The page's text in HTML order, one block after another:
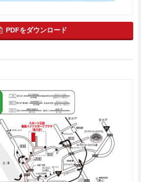
PDFをダウンロード